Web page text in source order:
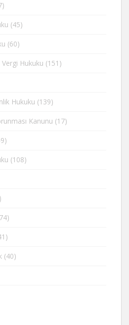
(45)
(60)
Hukuku (151)
Hukuku (139)
Kanunu (17)
(108)
(40)